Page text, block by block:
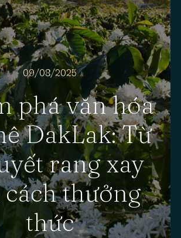
09/08/2025
phá văn hóa
DakLak: Từ
rang xay
thưởng
thức